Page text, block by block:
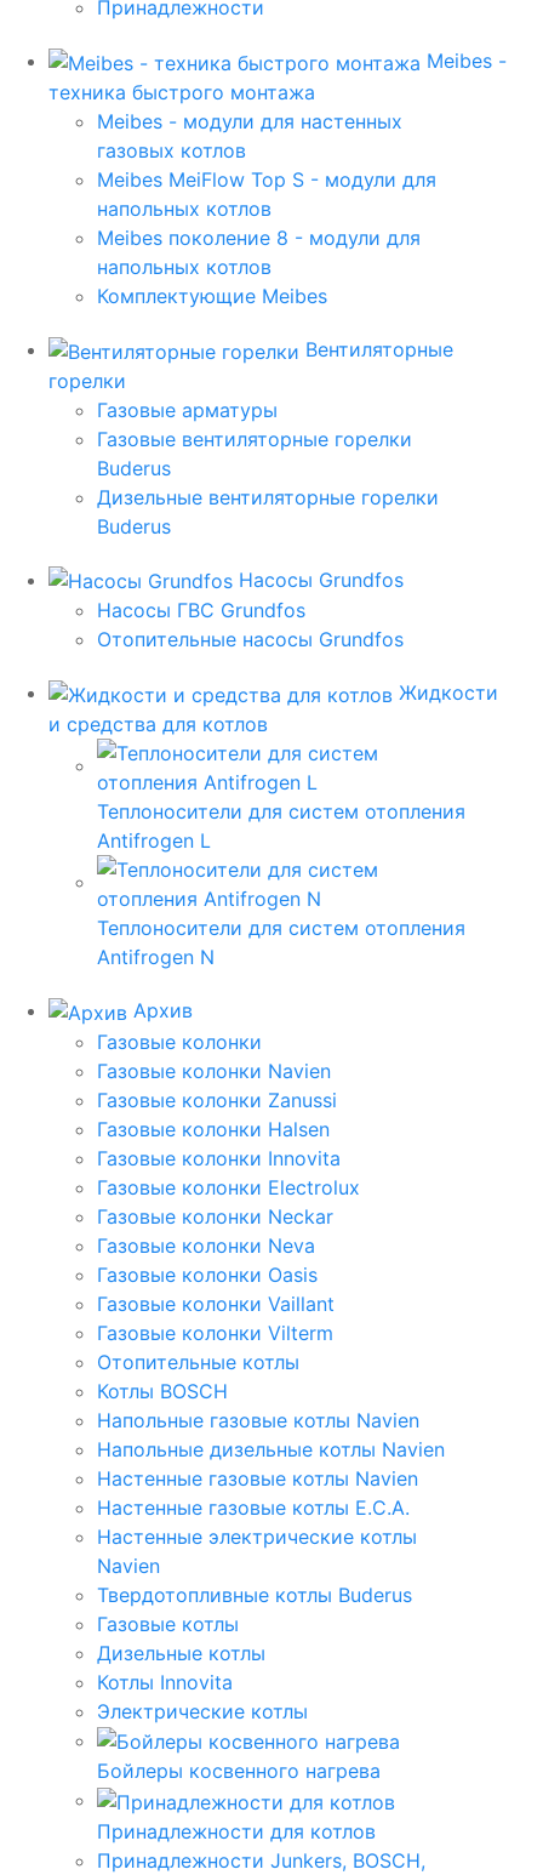
Принадлежности
Meibes -
техника быстрого монтажа
Meibes - модули для настенных
газовых котлов
Meibes MeiFlow Top S - модули для
напольных котлов
Meibes поколение 8 - модули для
напольных котлов
Комплектующие Meibes
Вентиляторные
горелки
Газовые арматуры
Газовые вентиляторные горелки
Buderus
Дизельные вентиляторные горелки
Buderus
Насосы Grundfos
Насосы ГВС Grundfos
Отопительные насосы Grundfos
Жидкости
и средства для котлов
Теплоносители для систем отопления
Antifrogen L
Теплоносители для систем отопления
Antifrogen N
Архив
Газовые колонки
Газовые колонки Navien
Газовые колонки Zanussi
Газовые колонки Halsen
Газовые колонки Innovita
Газовые колонки Electrolux
Газовые колонки Neckar
Газовые колонки Neva
Газовые колонки Oasis
Газовые колонки Vaillant
Газовые колонки Vilterm
Отопительные котлы
Котлы BOSCH
Напольные газовые котлы Navien
Напольные дизельные котлы Navien
Настенные газовые котлы Navien
Настенные газовые котлы E.C.A.
Настенные электрические котлы
Navien
Твердотопливные котлы Buderus
Газовые котлы
Дизельные котлы
Котлы Innovita
Электрические котлы
Бойлеры косвенного нагрева
Принадлежности для котлов
Принадлежности Junkers, BOSCH,